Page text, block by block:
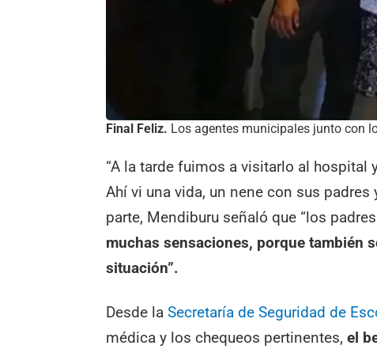
Final Feliz. Los agentes municipales junto con
“A la tarde fuimos a visitarlo al hospital
Ahí vi una vida, un nene con sus
parte, Mendiburu señaló que “los
muchas sensaciones, porque también
situación”.
Desde laSecretaría de Seguridad de
médica y los chequeos pertinentes,el